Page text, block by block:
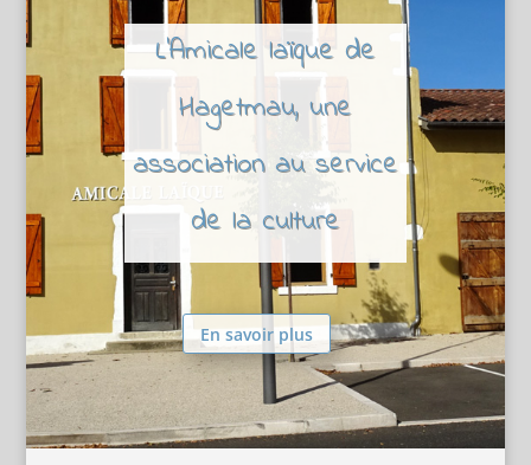
L'Amicale laïque de
Hagetmau, une
association au service
de la culture
En savoir plus